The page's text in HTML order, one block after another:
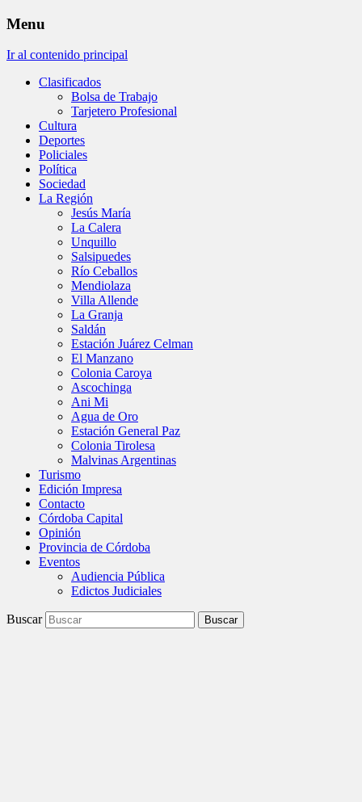
Menu
Ir al contenido principal
Clasificados
Bolsa de Trabajo
Tarjetero Profesional
Cultura
Deportes
Policiales
Política
Sociedad
La Región
Jesús María
La Calera
Unquillo
Salsipuedes
Río Ceballos
Mendiolaza
Villa Allende
La Granja
Saldán
Estación Juárez Celman
El Manzano
Colonia Caroya
Ascochinga
Ani Mi
Agua de Oro
Estación General Paz
Colonia Tirolesa
Malvinas Argentinas
Turismo
Edición Impresa
Contacto
Córdoba Capital
Opinión
Provincia de Córdoba
Eventos
Audiencia Pública
Edictos Judiciales
Buscar